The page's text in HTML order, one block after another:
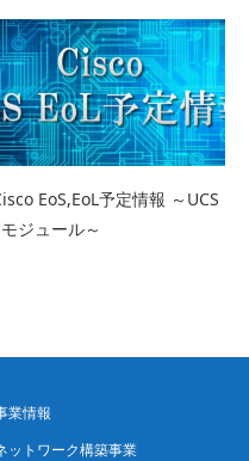
EoS,EoL予定情報 ～UCS
ジュール～
業情報
ットワーク構築事業